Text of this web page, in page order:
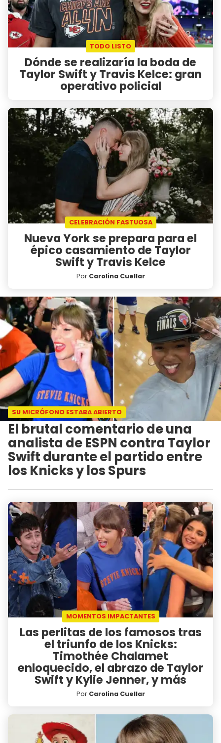
TODO LISTO
Dónde se realizaría la boda de
Taylor Swift y Travis Kelce: gran
operativo policial
CELEBRACIÓN FASTUOSA
Nueva York se prepara para el
épico casamiento de Taylor
Swift y Travis Kelce
Por Carolina Cuellar
SU MICRÓFONO ESTABA ABIERTO
El brutal comentario de una
analista de ESPN contra Taylor
Swift durante el partido entre
los Knicks y los Spurs
MOMENTOS IMPACTANTES
Las perlitas de los famosos tras
el triunfo de los Knicks:
Timothée Chalamet
enloquecido, el abrazo de Taylor
Swift y Kylie Jenner, y más
Por Carolina Cuellar